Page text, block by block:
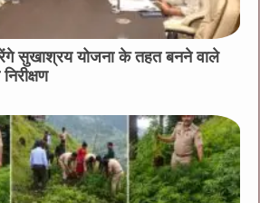
सुखाश्रय योजना के तहत बनने वाले